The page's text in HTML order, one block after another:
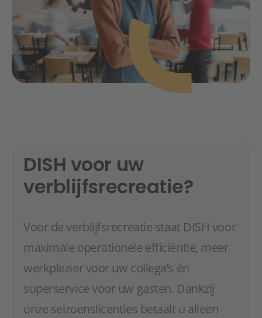
DISH voor uw
verblijfsrecreatie?
Voor de verblijfsrecreatie staat DISH voor
maximale operationele efficiëntie, meer
werkplezier voor uw collega’s én
superservice voor uw gasten. Dankzij
onze seizoenslicenties betaalt u alleen